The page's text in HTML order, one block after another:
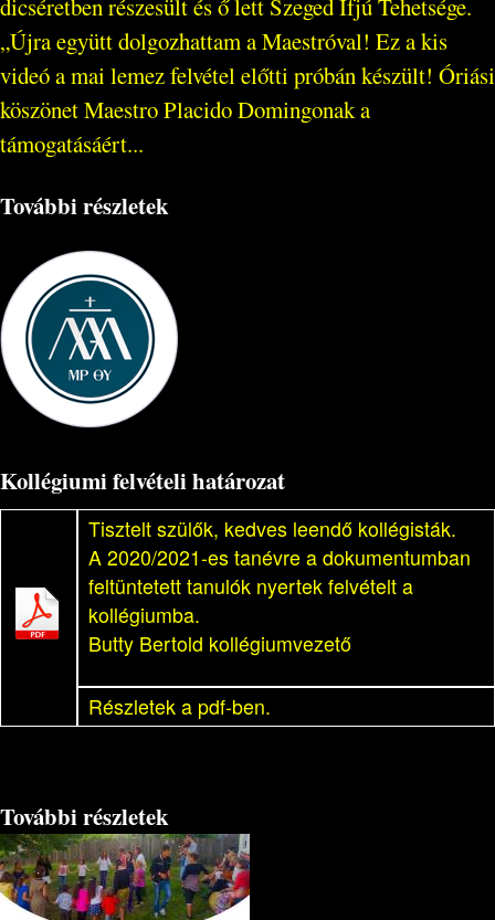
dicséretben részesült és ő lett Szeged Ifjú Tehetsége.
„Újra együtt dolgozhattam a Maestróval! Ez a kis
videó a mai lemez felvétel előtti próbán készült! Óriási
köszönet Maestro Placido Domingonak a
támogatásáért...
További részletek
Kollégiumi felvételi határozat
Tisztelt szülők, kedves leendő kollégisták.
A 2020/2021-es tanévre a dokumentumban
feltüntetett tanulók nyertek felvételt a
kollégiumba.
Butty Bertold kollégiumvezető
Részletek a pdf-ben.
További részletek